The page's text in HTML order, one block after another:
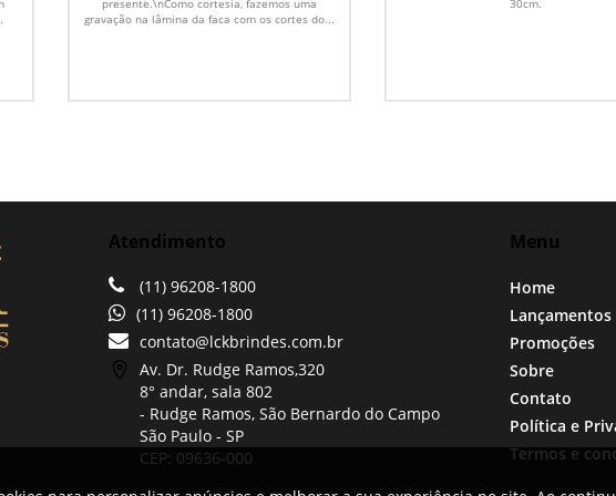
presente.\nComo cortesia, fazemos uma
gravação na lâmina da faca com os cortes do...
30cm.
Atendimento
(11) 96208-1800
(11) 96208-1800
contato@lckbrindes.com.br
Av. Dr. Rudge Ramos,320
8° andar, sala 802
- Rudge Ramos, São Bernardo do Campo
São Paulo -SP
CEP: 09636-000
Menu
Home
Lançamentos
Promoções
Sobre
Contato
Política e
Termos e